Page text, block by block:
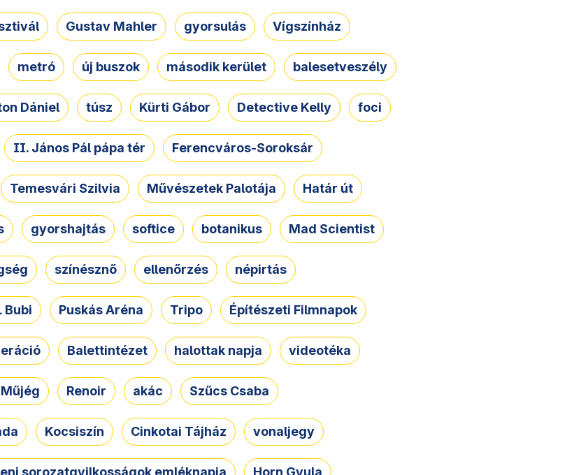
Gustav Mahler gyorsulás Vígszínház
metró új buszok második kerület balesetveszély
Dániel túsz Kürti Gábor Detective Kelly foci
II. János Pál pápa tér Ferencváros-Soroksár
Temesvári Szilvia Művészetek Palotája Határ út
gyorshajtás softice botanikus Mad Scientist
színésznő ellenőrzés népirtás
Bubi Puskás Aréna Tripo Építészeti Filmnapok
Balettintézet halottak napja videotéka
Renoir akác Szűcs Csaba
Kocsiszín Cinkotai Tájház vonaljegy
sorozatgyilkosságok emléknapja Horn Gyula